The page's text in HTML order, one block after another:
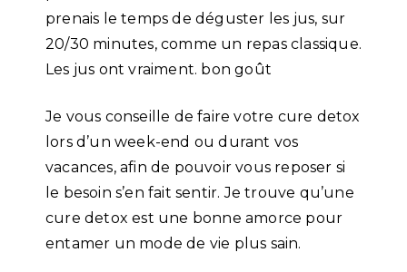
prenais le temps de déguster les jus, sur
20/30 minutes, comme un repas classique.
Les jus ont vraiment. bon goût
Je vous conseille de faire votre cure detox
lors d’un week-end ou durant vos
vacances, afin de pouvoir vous reposer si
le besoin s’en fait sentir. Je trouve qu’une
cure detox est une bonne amorce pour
entamer un mode de vie plus sain.